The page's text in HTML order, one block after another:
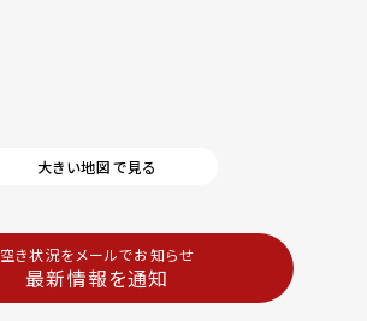
大きい地図で見る
空き状況をメールでお知らせ
最新情報を通知